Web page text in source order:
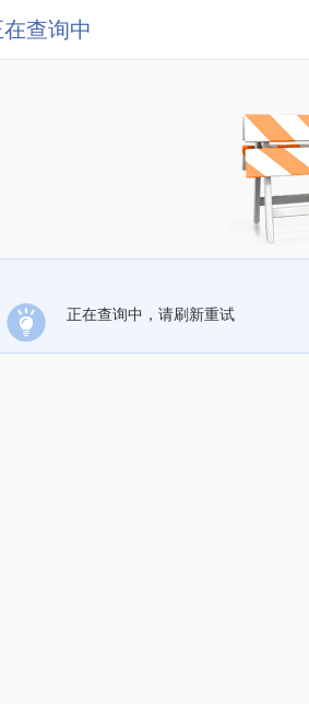
在查询中
正在查询中，请刷新重试